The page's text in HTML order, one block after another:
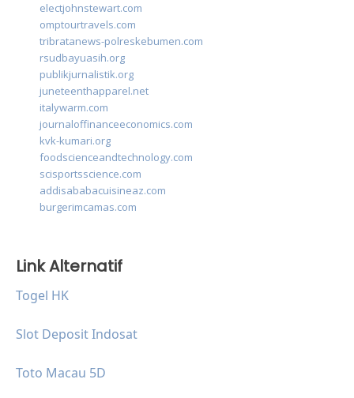
electjohnstewart.com
omptourtravels.com
tribratanews-polreskebumen.com
rsudbayuasih.org
publikjurnalistik.org
juneteenthapparel.net
italywarm.com
journaloffinanceeconomics.com
kvk-kumari.org
foodscienceandtechnology.com
scisportsscience.com
addisababacuisineaz.com
burgerimcamas.com
Link Alternatif
Togel HK
Slot Deposit Indosat
Toto Macau 5D